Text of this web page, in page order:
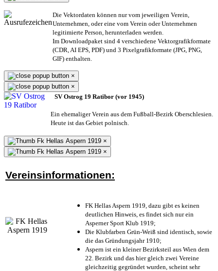
Die Vektordaten können nur vom jeweiligen Verein,
Unternehmen, oder eine vom Verein oder Unternehmen
legitimierte Person, herunterladen werden.
Im Downloadpaket sind 4 verschiedene Vektorgrafikformate
(CDR, AI EPS, PDF) und 3 Pixelgrafikformate (JPG, PNG,
GIF) enthalten.
×
×
SV Ostrog 19 Ratibor (vor 1945)
Ein ehemaliger Verein aus dem Fußball-Bezirk Oberschlesien.
Heute ist das Gebiet polnisch.
×
×
Vereinsinformationen:
FK Hellas Aspern 1919, dazu gibt es keinen
deutlichen Hinweis, es findet sich nur ein
Asperner Sport Klub 1919;
Die Klubfarben Grün-Weiß sind identisch, sowie
die das Gründungsjahr 1910;
Aspern ist ein kleiner Bezirksteil aus Wien dem
22. Bezirk und das hier gleich zwei Vereine
gleichzeitig gegründet wurden, scheint sehr